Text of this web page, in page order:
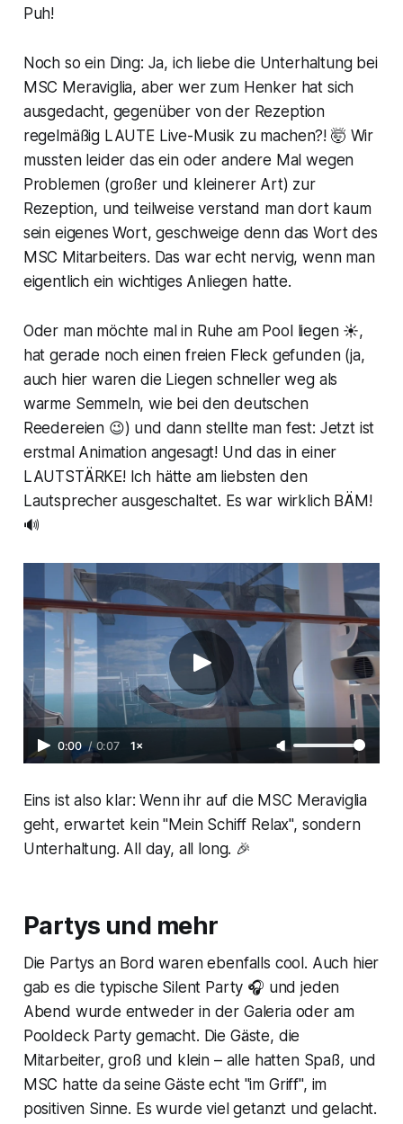
Puh!
Noch so ein Ding: Ja, ich liebe die Unterhaltung bei
MSC Meraviglia, aber wer zum Henker hat sich
ausgedacht, gegenüber von der Rezeption
regelmäßig LAUTE Live-Musik zu machen?! 🤯 Wir
mussten leider das ein oder andere Mal wegen
Problemen (großer und kleinerer Art) zur
Rezeption, und teilweise verstand man dort kaum
sein eigenes Wort, geschweige denn das Wort des
MSC Mitarbeiters. Das war echt nervig, wenn man
eigentlich ein wichtiges Anliegen hatte.
Oder man möchte mal in Ruhe am Pool liegen ☀️,
hat gerade noch einen freien Fleck gefunden (ja,
auch hier waren die Liegen schneller weg als
warme Semmeln, wie bei den deutschen
Reedereien 😉) und dann stellte man fest: Jetzt ist
erstmal Animation angesagt! Und das in einer
LAUTSTÄRKE! Ich hätte am liebsten den
Lautsprecher ausgeschaltet. Es war wirklich BÄM!
🔊
0:00 / 0:07 1×
Eins ist also klar: Wenn ihr auf die MSC Meraviglia
geht, erwartet kein "Mein Schiff Relax", sondern
Unterhaltung. All day, all long. 🎉
Partys und mehr
Die Partys an Bord waren ebenfalls cool. Auch hier
gab es die typische Silent Party 🎧 und jeden
Abend wurde entweder in der Galeria oder am
Pooldeck Party gemacht. Die Gäste, die
Mitarbeiter, groß und klein – alle hatten Spaß, und
MSC hatte da seine Gäste echt "im Griff", im
positiven Sinne. Es wurde viel getanzt und gelacht.